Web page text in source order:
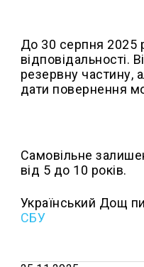
До 30 серпня 2025
відповідальності.
резервну частину,
дати повернення
Самовільне
від 5 до 10 років.
Український Дощ
СБУ